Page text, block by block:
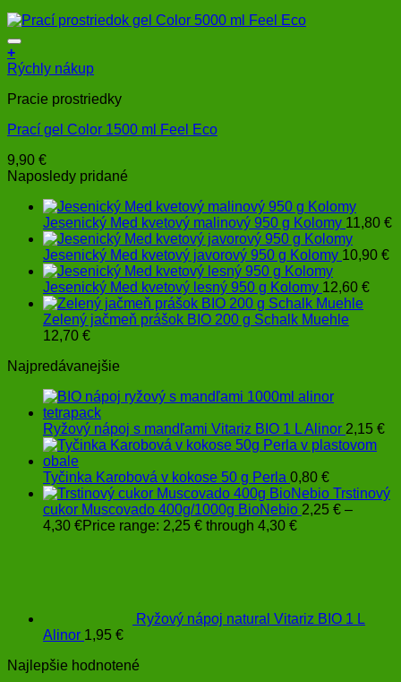
+
Rýchly nákup
Pracie prostriedky
Prací gel Color 1500 ml Feel Eco
9,90 €
Naposledy pridané
Jesenický Med kvetový malinový 950 g Kolomy 11,80 €
Jesenický Med kvetový javorový 950 g Kolomy 10,90 €
Jesenický Med kvetový lesný 950 g Kolomy 12,60 €
Zelený jačmeň prášok BIO 200 g Schalk Muehle
12,70 €
Najpredávanejšie
Ryžový nápoj s mandľami Vitariz BIO 1 L Alinor 2,15 €
Tyčinka Karobová v kokose 50 g Perla 0,80 €
Trstinový
cukor Muscovado 400g/1000g BioNebio 2,25 € –
4,30 €Price range: 2,25 € through 4,30 €
Ryžový nápoj natural Vitariz BIO 1 L
Alinor 1,95 €
Najlepšie hodnotené